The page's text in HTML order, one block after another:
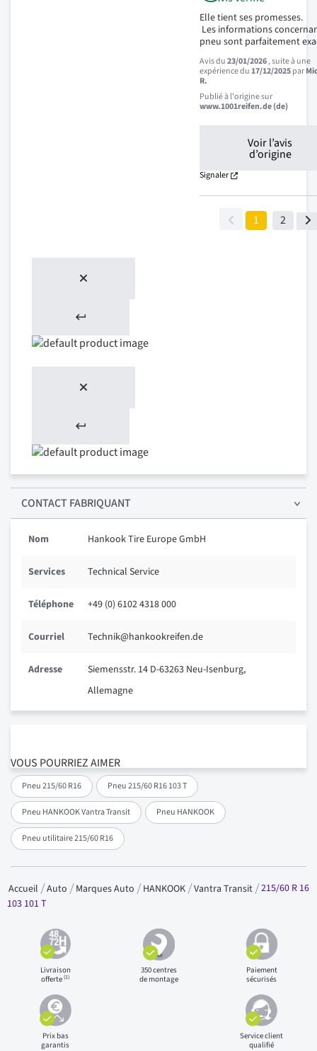
VOUS POURRIEZ AIMER
Pneu 215/60 R16 Pneu 215/60 R16 103 T
Pneu HANKOOK Vantra Transit Pneu HANKOOK
Pneu utilitaire 215/60 R16
Elle tient ses promesses.
pneu sont parfaitement
Avis du23/01/2026, suite à une
expérience du17/12/2025par
R.
Publié à l'origine sur
www.1001reifen.de (de)
Voir l’avis
d’origine
Signaler
1 2
CONTACT FABRIQUANT
Nom Hankook Tire Europe GmbH
Services Technical Service
Téléphone +49 (0) 6102 4318 000
Courriel Technik@hankookreifen.de
Adresse
Siemensstr. 14 D-63263 Neu-Isenburg,
Allemagne
Accueil Auto Marques Auto HANKOOK Vantra Transit 215/60 R 16
103 101 T
Livraison
offerte(1)
350 centres
de montage
Paiement
sécurisés
Prix bas
garantis
Service client
qualifié